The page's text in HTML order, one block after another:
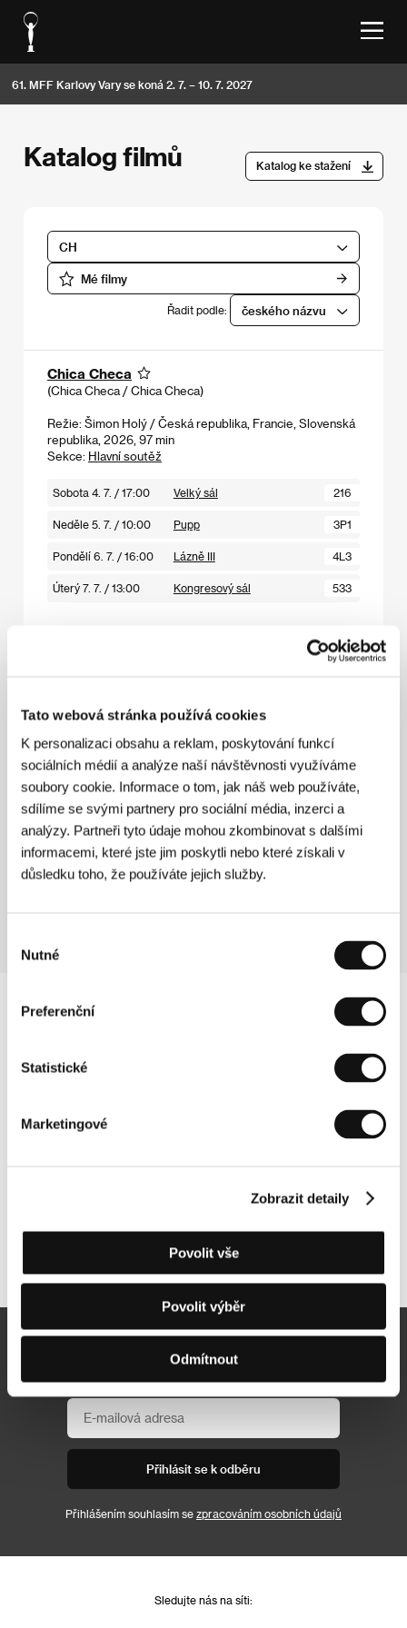
Tato webová stránka používá cookies
K personalizaci obsahu a reklam, poskytování funkcí
sociálních médií a analýze naší návštěvnosti využíváme
soubory cookie. Informace o tom, jak náš web používáte,
sdílíme se svými partnery pro sociální média, inzerci a
analýzy. Partneři tyto údaje mohou zkombinovat s dalšími
informacemi, které jste jim poskytli nebo které získali v
důsledku toho, že používáte jejich služby.
souhlasu
Nutné
Preferenční
Statistické
Marketingové
Zobrazit detaily
Povolit vše
Povolit výběr
Odmítnout
61. MFF Karlovy Vary se koná 2. 7. – 10. 7. 2027
Katalog filmů Katalog ke stažení
CH
Mé filmy
Řadit podle: českého názvu
Chica Checa
(Chica Checa / Chica Checa)
Režie: Šimon Holý / Česká republika, Francie, Slovenská
republika, 2026, 97 min
Sekce: Hlavní soutěž
Sobota 4. 7. / 17:00 Velký sál 216
Neděle 5. 7. / 10:00 Pupp 3P1
Pondělí 6. 7. / 16:00 Lázně III 4L3
Úterý 7. 7. / 13:00 Kongresový sál 533
Sekce:Návraty k pramenům – KVIFF 60/80
Sobota 4. 7. / 13:00 Kongresový sál 233
Neděle 5. 7. / 14:00 Kinosál B 354
Středa 8. 7. / 17:00 Kinosál B 656
Další partneři
Newsletter
Přihlásit se k odběru
Přihlášením souhlasím se zpracováním osobních údajů
Sledujte nás na síti: